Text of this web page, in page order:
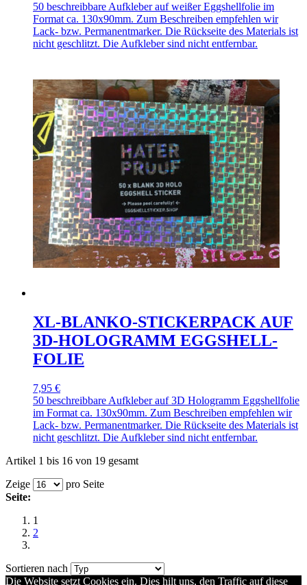
50 beschreibbare Aufkleber auf weißer Eggshellfolie im
Format ca. 130x90mm. Zum Beschreiben empfehlen wir
Lack- bzw. Permanentmarker. Die Rückseite des Materials ist
nicht geschlitzt. Die Aufkleber sind nicht entfernbar.
XL-BLANKO-STICKERPACK AUF
3D-HOLOGRAMM EGGSHELL-
FOLIE
7,95 €
50 beschreibbare Aufkleber auf 3D Hologramm Eggshellfolie
im Format ca. 130x90mm. Zum Beschreiben empfehlen wir
Lack- bzw. Permanentmarker. Die Rückseite des Materials ist
nicht geschlitzt. Die Aufkleber sind nicht entfernbar.
Artikel 1 bis 16 von 19 gesamt
Zeige
pro Seite
Seite:
1
2
Sortieren nach
Die Website setzt Cookies ein. Dies hilt uns, den Traffic auf diese